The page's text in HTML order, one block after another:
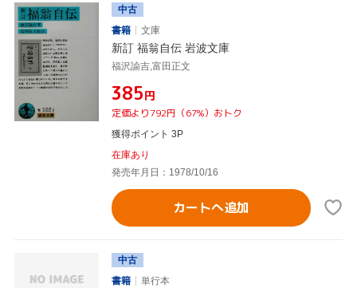
中古
書籍
文庫
新訂 福翁自伝 岩波文庫
福沢諭吉,富田正文
¥385円
定価より792円（67%）おトク
獲得ポイント 3P
在庫あり
発売年月日：1978/10/16
カートへ追加
中古
書籍
単行本